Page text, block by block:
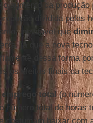
aumento da produção
dividida
inevitável que
já que a nova
dessa forma
os efeitos finais da
emprego total(o
número total de horas
costumam baixar